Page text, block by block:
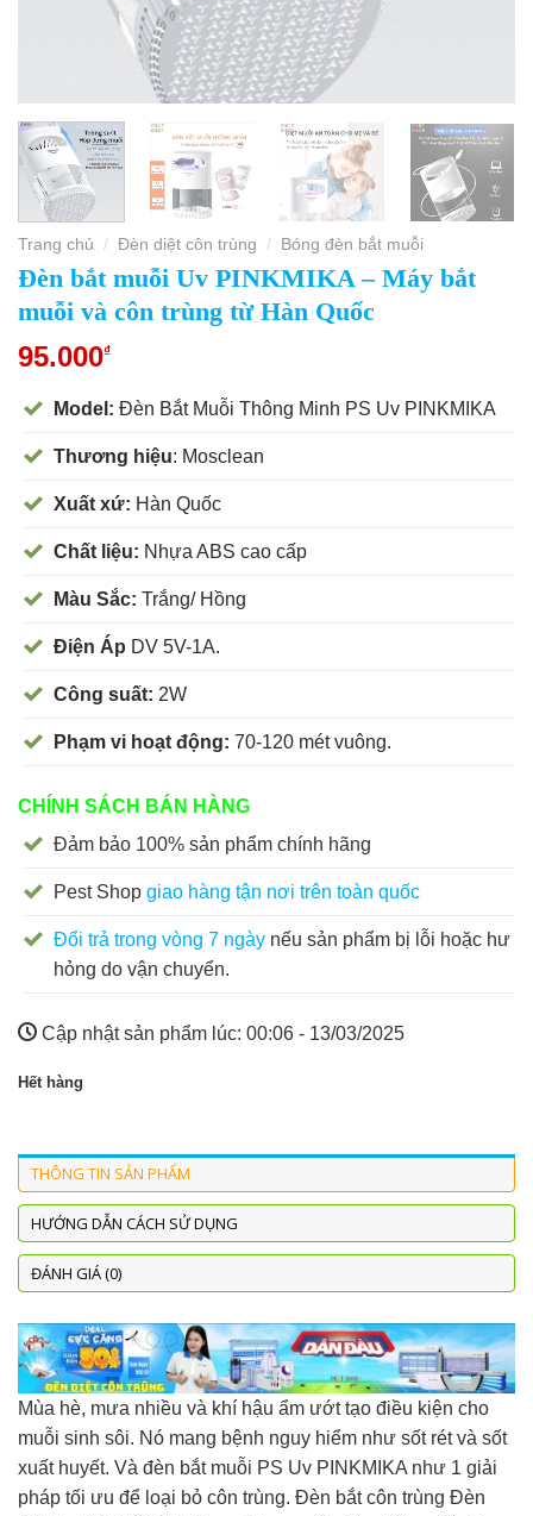
Trang chủ / Đèn diệt côn trùng / Bóng đèn bắt muỗi
Đèn bắt muỗi Uv PINKMIKA – Máy bắt
muỗi và côn trùng từ Hàn Quốc
95.000₫
Model: Đèn Bắt Muỗi Thông Minh PS Uv PINKMIKA
Thương hiệu: Mosclean
Xuất xứ: Hàn Quốc
Chất liệu: Nhựa ABS cao cấp
Màu Sắc: Trắng/ Hồng
Điện Áp DV 5V-1A.
Công suất: 2W
Phạm vi hoạt động: 70-120 mét vuông.
CHÍNH SÁCH BÁN HÀNG
Đảm bảo 100% sản phẩm chính hãng
Pest Shop giao hàng tận nơi trên toàn quốc
Đổi trả trong vòng 7 ngày nếu sản phẩm bị lỗi hoặc hư
hỏng do vận chuyển.
Cập nhật sản phẩm lúc: 00:06 - 13/03/2025
Hết hàng
THÔNG TIN SẢN PHẨM
HƯỚNG DẪN CÁCH SỬ DỤNG
ĐÁNH GIÁ (0)
Mùa hè, mưa nhiều và khí hậu ẩm ướt tạo điều kiện cho
muỗi sinh sôi. Nó mang bệnh nguy hiểm như sốt rét và sốt
xuất huyết. Và đèn bắt muỗi PS Uv PINKMIKA như 1 giải
pháp tối ưu để loại bỏ côn trùng. Đèn bắt côn trùng Đèn